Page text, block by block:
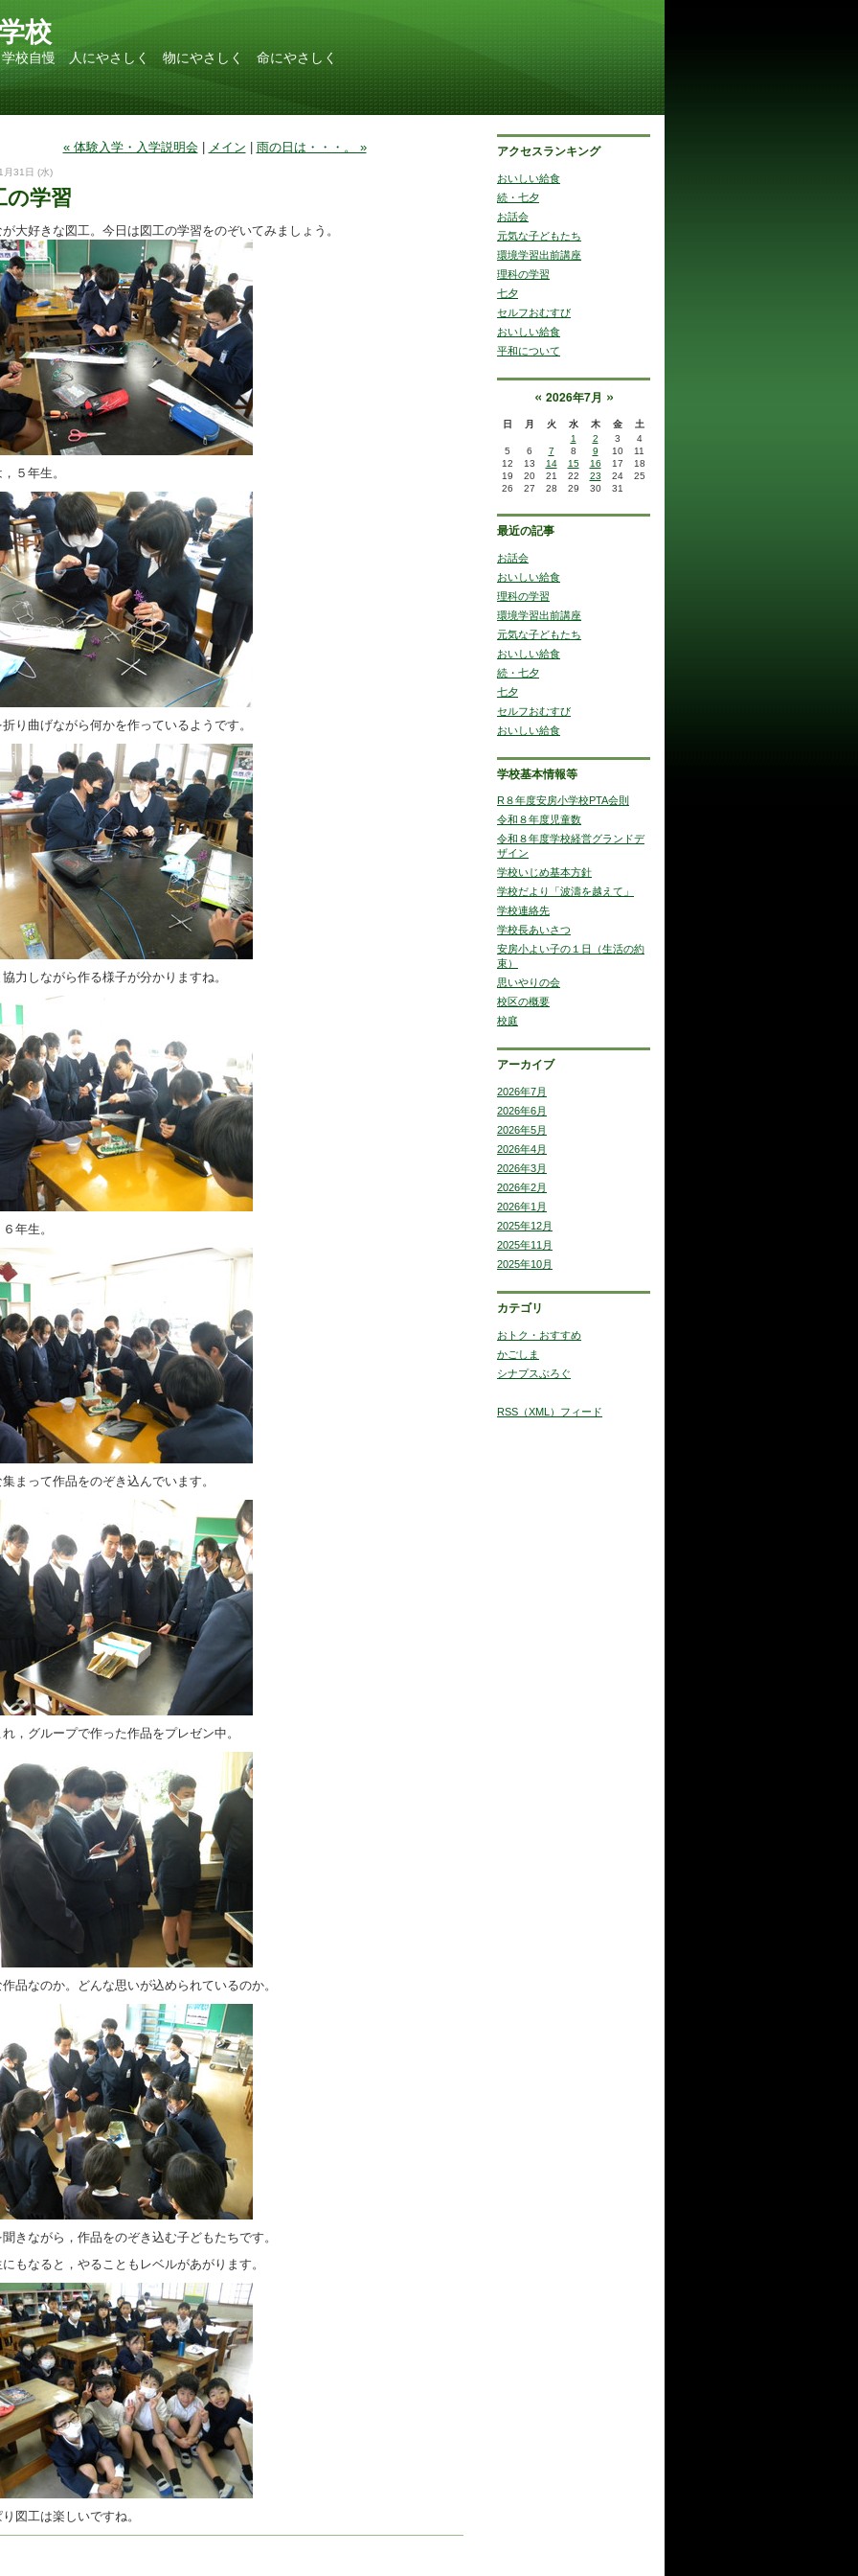
校
学校自慢 人にやさしく 物にやさしく 命にやさしく
« 体験入学・入学説明会| メイン 雨の日は・・・。 »
月31日 (水)
の学習
大好きな図工。今日は図工の学習をのぞいてみましょう。
５年生。
り曲げながら何かを作っているようです。
力しながら作る様子が分かりますね。
年生。
まって作品をのぞき込んでいます。
，グループで作った作品をプレゼン中。
品なのか。どんな思いが込められているのか。
きながら，作品をのぞき込む子どもたちです。
もなると，やることもレベルがあがります。
図工は楽しいですね。
アクセスランキング
おいしい給食
続・七夕
お話会
元気な子どもたち
環境学習出前講座
理科の学習
七夕
セルフおむすび
おいしい給食
平和について
« 2026年7月 »
日 月 火 水 木 金
土
1
2 3
4
5
6 7 8 9 10
11
12
13 14 15 16 17
18
19
20 21 22 23 24
25
26
27 28 29 30 31
最近の記事
お話会
おいしい給食
理科の学習
環境学習出前講座
元気な子どもたち
おいしい給食
続・七夕
七夕
セルフおむすび
おいしい給食
学校基本情報等
R８年度安房小学校PTA会則
令和８年度児童数
令和８年度学校経営グランドデ
ザイン
学校いじめ基本方針
学校だより「波濤を越えて」
学校連絡先
学校長あいさつ
安房小よい子の１日（生活の約
束）
思いやりの会
校区の概要
校庭
アーカイブ
2026年7月
2026年6月
2026年5月
2026年4月
2026年3月
2026年2月
2026年1月
2025年12月
2025年11月
2025年10月
カテゴリ
おトク・おすすめ
かごしま
シナプスぶろぐ
RSS（XML）フィード